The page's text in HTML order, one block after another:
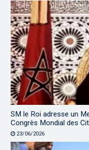
SM le Roi adresse un
Congrès Mondial des
23/06/2026